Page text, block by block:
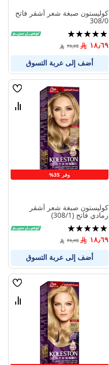
كوليستون صبغة شعر أشقر فاتح
308/0
تقييم:
100%
١٨٫٦٩ ٢٨٫٧٥
أضف إلى عربة التسوق
وفر 35%
قائمة
قارن
كوليستون صبغة شعر أشقر
رمادي فاتح (308/1)
تقييم:
100%
١٨٫٦٩ ٢٨٫٧٥
أضف إلى عربة التسوق
قائمة
قارن